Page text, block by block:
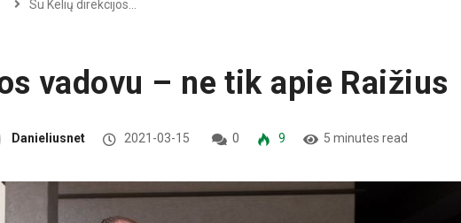
Su Kelių direkcijos…
vadovu – ne tik apie Raižius
Danieliusnet 2021-03-15 0 9 5 minutes read